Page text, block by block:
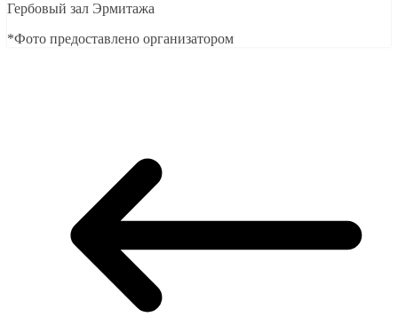
Гербовый зал Эрмитажа
*Фото предоставлено организатором